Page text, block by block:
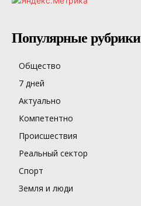
Популярные рубрики
Общество
7 дней
Актуально
Компетентно
Происшествия
Реальный сектор
Спорт
Земля и люди